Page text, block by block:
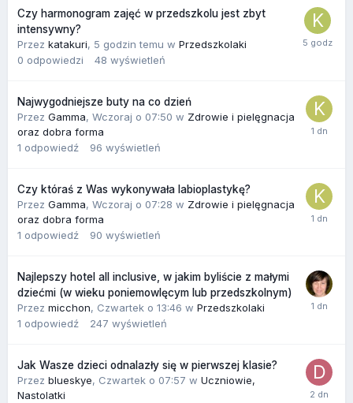
Czy harmonogram zajęć w przedszkolu jest zbyt
intensywny?
Przez katakuri, 5 godzin temu w Przedszkolaki
0 odpowiedzi 48 wyświetleń
Najwygodniejsze buty na co dzień
Przez Gamma, Wczoraj o 07:50 w Zdrowie i pielęgnacja
oraz dobra forma
1 odpowiedź 96 wyświetleń
Czy któraś z Was wykonywała labioplastykę?
Przez Gamma, Wczoraj o 07:28 w Zdrowie i pielęgnacja
oraz dobra forma
1 odpowiedź 90 wyświetleń
Najlepszy hotel all inclusive, w jakim byliście z małymi
dziećmi (w wieku poniemowlęcym lub przedszkolnym)
Przez micchon, Czwartek o 13:46 w Przedszkolaki
1 odpowiedź 247 wyświetleń
Jak Wasze dzieci odnalazły się w pierwszej klasie?
Przez blueskye, Czwartek o 07:57 w Uczniowie,
Nastolatki